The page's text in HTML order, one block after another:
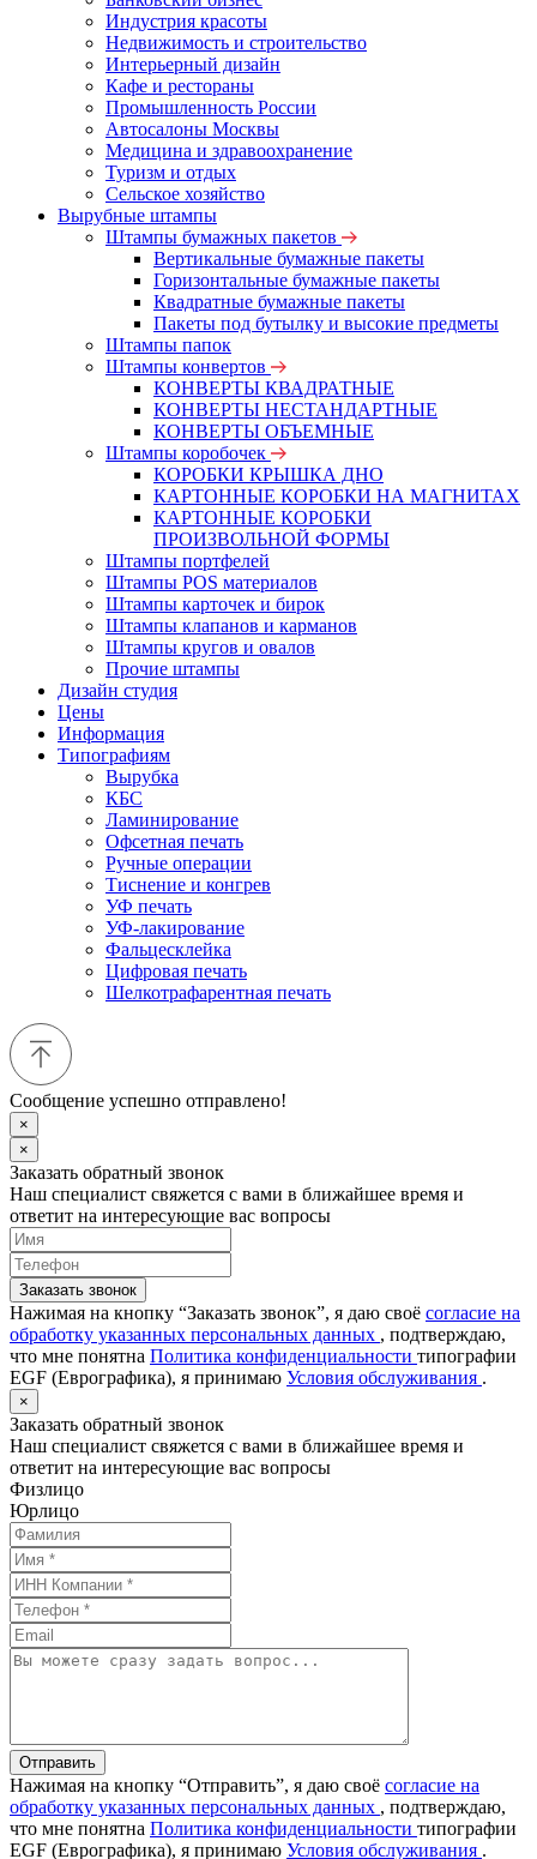
Индустрия красоты
Недвижимость и строительство
Интерьерный дизайн
Кафе и рестораны
Промышленность России
Автосалоны Москвы
Медицина и здравоохранение
Туризм и отдых
Сельское хозяйство
Вырубные штампы
Штампы бумажных пакетов
Вертикальные бумажные пакеты
Горизонтальные бумажные пакеты
Квадратные бумажные пакеты
Пакеты под бутылку и высокие предметы
Штампы папок
Штампы конвертов
КОНВЕРТЫ КВАДРАТНЫЕ
КОНВЕРТЫ НЕСТАНДАРТНЫЕ
КОНВЕРТЫ ОБЪЕМНЫЕ
Штампы коробочек
КОРОБКИ КРЫШКА ДНО
КАРТОННЫЕ КОРОБКИ НА МАГНИТАХ
КАРТОННЫЕ КОРОБКИ
ПРОИЗВОЛЬНОЙ ФОРМЫ
Штампы портфелей
Штампы POS материалов
Штампы карточек и бирок
Штампы клапанов и карманов
Штампы кругов и овалов
Прочие штампы
Дизайн студия
Цены
Информация
Типографиям
Вырубка
КБС
Ламинирование
Офсетная печать
Ручные операции
Тиснение и конгрев
УФ печать
УФ-лакирование
Фальцесклейка
Цифровая печать
Шелкотрафарентная печать
Сообщение успешно отправлено!
×
×
Заказать обратный звонок
Наш специалист свяжется с вами в ближайшее время и
ответит на интересующие вас вопросы
Заказать звонок
Нажимая на кнопку “Заказать звонок”, я даю своё согласие на
обработку указанных персональных данных , подтверждаю,
что мне понятна Политика конфиденциальности типографии
EGF (Еврографика), я принимаю Условия обслуживания .
×
Заказать обратный звонок
Наш специалист свяжется с вами в ближайшее время и
ответит на интересующие вас вопросы
Физлицо
Юрлицо
Отправить
Нажимая на кнопку “Отправить”, я даю своё согласие на
обработку указанных персональных данных , подтверждаю,
что мне понятна Политика конфиденциальности типографии
EGF (Еврографика), я принимаю Условия обслуживания .